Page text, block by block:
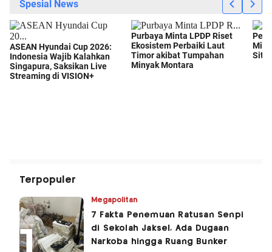
Terpopuler
Megapolitan
7 Fakta Penemuan Ratusan Senpi
di Sekolah Jaksel, Ada Dugaan
Narkoba hingga Ruang Bunker